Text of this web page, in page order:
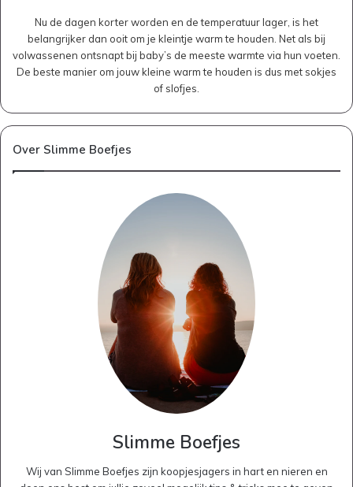
Nu de dagen korter worden en de temperatuur lager, is het
belangrijker dan ooit om je kleintje warm te houden. Net als bij
volwassenen ontsnapt bij baby’s de meeste warmte via hun voeten.
De beste manier om jouw kleine warm te houden is dus met sokjes
of slofjes.
Over Slimme Boefjes
Slimme Boefjes
Wij van Slimme Boefjes zijn koopjesjagers in hart en nieren en